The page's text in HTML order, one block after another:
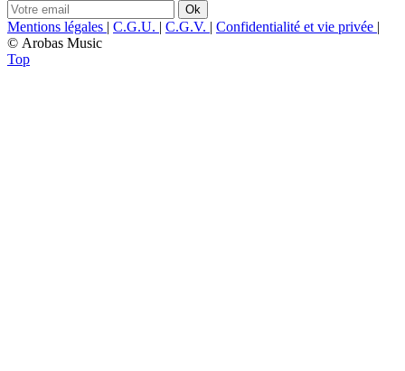
Mentions légales | C.G.U. | C.G.V. | Confidentialité et vie privée |
© Arobas Music
Top